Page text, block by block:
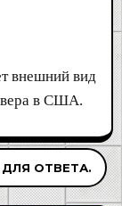
внешний вид
в США.
ОТВЕТА.